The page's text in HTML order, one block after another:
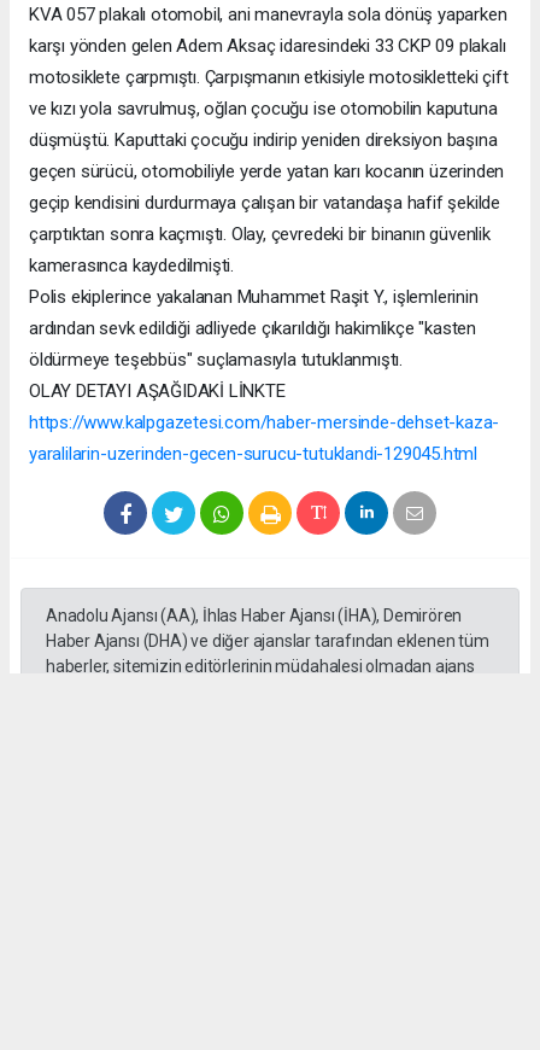
KVA 057 plakalı otomobil, ani manevrayla sola dönüş yaparken
karşı yönden gelen Adem Aksaç idaresindeki 33 CKP 09 plakalı
motosiklete çarpmıştı. Çarpışmanın etkisiyle motosikletteki çift
ve kızı yola savrulmuş, oğlan çocuğu ise otomobilin kaputuna
düşmüştü. Kaputtaki çocuğu indirip yeniden direksiyon başına
geçen sürücü, otomobiliyle yerde yatan karı kocanın üzerinden
geçip kendisini durdurmaya çalışan bir vatandaşa hafif şekilde
çarptıktan sonra kaçmıştı. Olay, çevredeki bir binanın güvenlik
kamerasınca kaydedilmişti.
Polis ekiplerince yakalanan Muhammet Raşit Y., işlemlerinin
ardından sevk edildiği adliyede çıkarıldığı hakimlikçe "kasten
öldürmeye teşebbüs" suçlamasıyla tutuklanmıştı.
OLAY DETAYI AŞAĞIDAKİ LİNKTE
https://www.kalpgazetesi.com/haber-mersinde-dehset-kaza-
yaralilarin-uzerinden-gecen-surucu-tutuklandi-129045.html
Anadolu Ajansı (AA), İhlas Haber Ajansı (İHA), Demirören
Haber Ajansı (DHA) ve diğer ajanslar tarafından eklenen tüm
haberler, sitemizin editörlerinin müdahalesi olmadan ajans